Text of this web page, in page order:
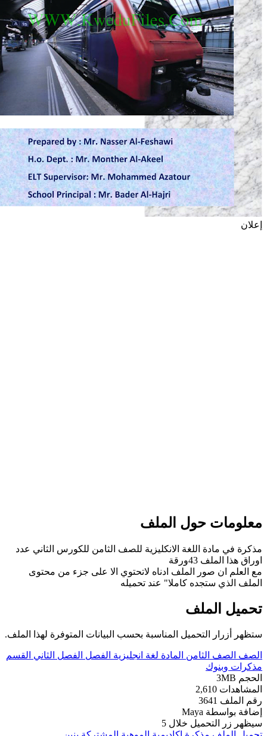
حول الملف
مادة اللغة الانكليزية للصف الثامن للكورس الثاني عدد
43ورقة
ان صور الملف ادناه لاتحتوي الا على جزء من محتوى
ستجده كاملا" عند تحميله
الملف
التحميل المناسبة بحسب البيانات المتوفرة لهذا الملف.
الثامن المادة لغة انجليزية الفصل الفصل الثاني القسم
وبنوك
2,610
3641
Maya
التحميل خلال 5